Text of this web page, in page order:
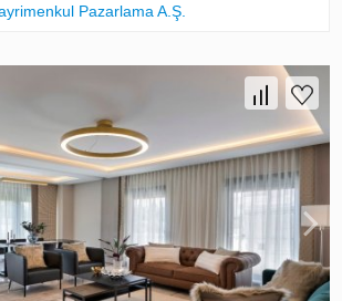
Pazarlama A.Ş.